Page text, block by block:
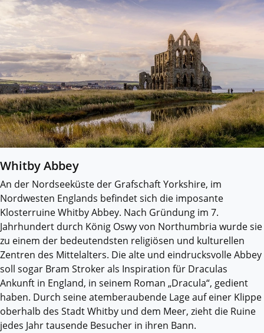
Whitby Abbey
An der Nordseeküste der Grafschaft Yorkshire, im
Nordwesten Englands befindet sich die imposante
Klosterruine Whitby Abbey. Nach Gründung im 7.
Jahrhundert durch König Oswy von Northumbria wurde sie
zu einem der bedeutendsten religiösen und kulturellen
Zentren des Mittelalters. Die alte und eindrucksvolle Abbey
soll sogar Bram Stroker als Inspiration für Draculas
Ankunft in England, in seinem Roman „Dracula“, gedient
haben. Durch seine atemberaubende Lage auf einer Klippe
oberhalb des Stadt Whitby und dem Meer, zieht die Ruine
jedes Jahr tausende Besucher in ihren Bann.